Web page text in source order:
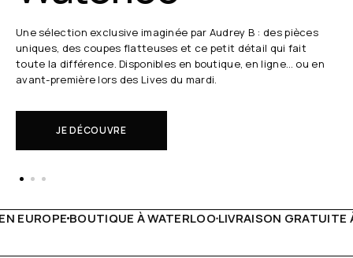
Une sélection exclusive imaginée par Audrey B : des pièces
uniques, des coupes flatteuses et ce petit détail qui fait
toute la différence. Disponibles en boutique, en ligne… ou en
avant-première lors des Lives du mardi.
JE DÉCOUVRE
LIVRAISON GRATUITE À PARTIR DE 150€LIVE